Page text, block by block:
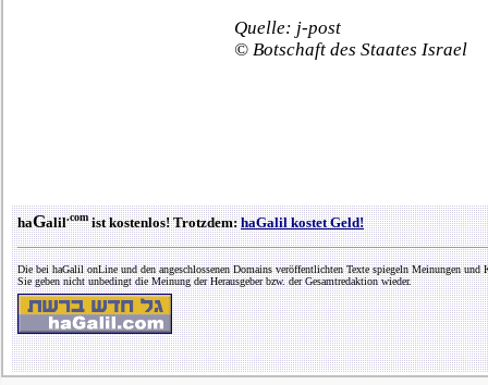
Quelle: j-post
© Botschaft des Staates Israel
haGalil.comist kostenlos! Trotzdem:haGalil kostet Geld!
Die bei haGalil onLine und den angeschlossenen Domains veröffentlichten Texte spiegeln Meinungen und
Sie geben nicht unbedingt die Meinung der Herausgeber bzw. der Gesamtredaktion wieder.